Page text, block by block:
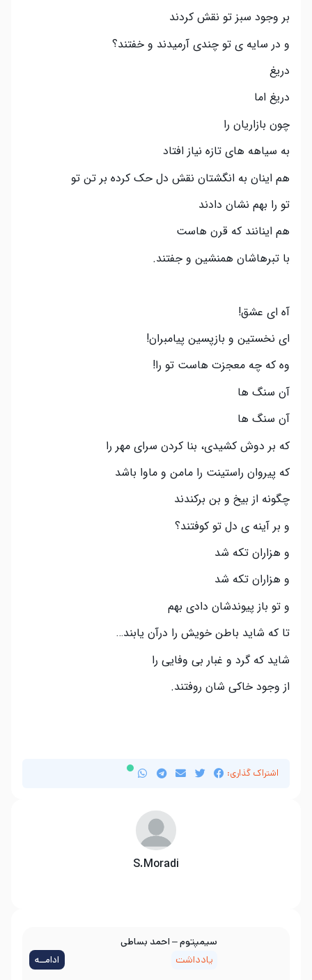
بر وجود سبز تو نقش کردند
و در سایه ی تو چندی آرمیدند و خفتند؟
دریغ
دریغ اما
چون بازاریان را
به سیاهه های تازه نیاز افتاد
هم اینان به انگشتان نقش دل حک کرده بر تن تو
تو را بهم نشان دادند
هم اینانند که قرن هاست
با تبرهاشان همنشین و جفتند.
آه ای عشق!
ای نخستین و بازپسین پیامبران!
وه که چه معجزت هاست تو را!
آن سنگ ها
آن سنگ ها
که بر دوش کشیدی، بنا کردن سرای مهر را
که پیروان راستینت را مامن و ماوا باشد
چگونه از بیخ و بن برکندند
و بر آینه ی دل تو کوفتند؟
و هزاران تکه شد
و هزاران تکه شد
و تو باز پیوندشان دادی بهم
تا که شاید باطن خویش را درآن یابند…
شاید که گرد و غبار بی وفایی را
از وجود خاکی شان روفتند.
اشتراک گذاری:
S.Moradi
سیمپتوم – احمد بساطی
یادداشت
ادامــه